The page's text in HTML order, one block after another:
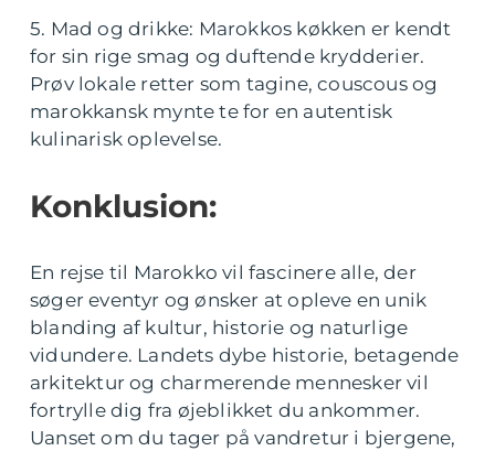
5. Mad og drikke: Marokkos køkken er kendt
for sin rige smag og duftende krydderier.
Prøv lokale retter som tagine, couscous og
marokkansk mynte te for en autentisk
kulinarisk oplevelse.
Konklusion:
En rejse til Marokko vil fascinere alle, der
søger eventyr og ønsker at opleve en unik
blanding af kultur, historie og naturlige
vidundere. Landets dybe historie, betagende
arkitektur og charmerende mennesker vil
fortrylle dig fra øjeblikket du ankommer.
Uanset om du tager på vandretur i bjergene,